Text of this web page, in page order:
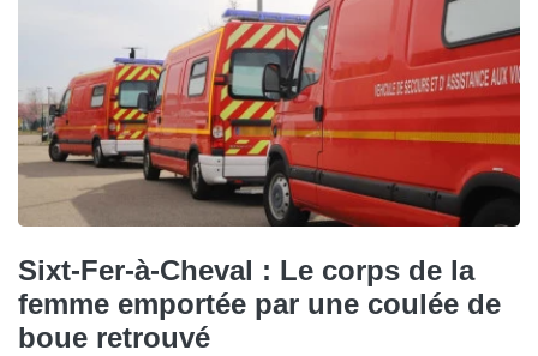
Sixt-Fer-à-Cheval : Le corps de la
femme emportée par une coulée de
boue retrouvé